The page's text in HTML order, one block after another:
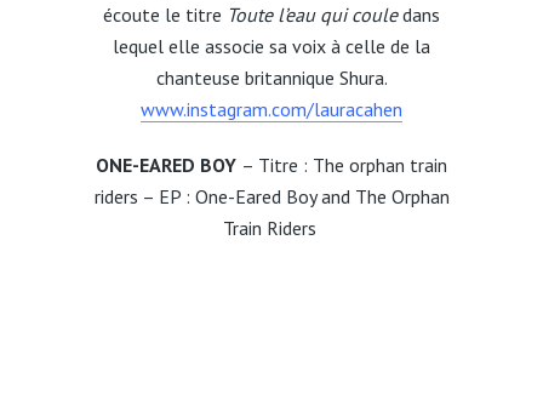
écoute le titre Toute l’eau qui couledans
lequel elle associe sa voix à celle de la
chanteuse britannique Shura.
www.instagram.com/lauracahen
ONE-EARED BOY – Titre : The orphan train
riders – EP : One-Eared Boy and The Orphan
Train Riders